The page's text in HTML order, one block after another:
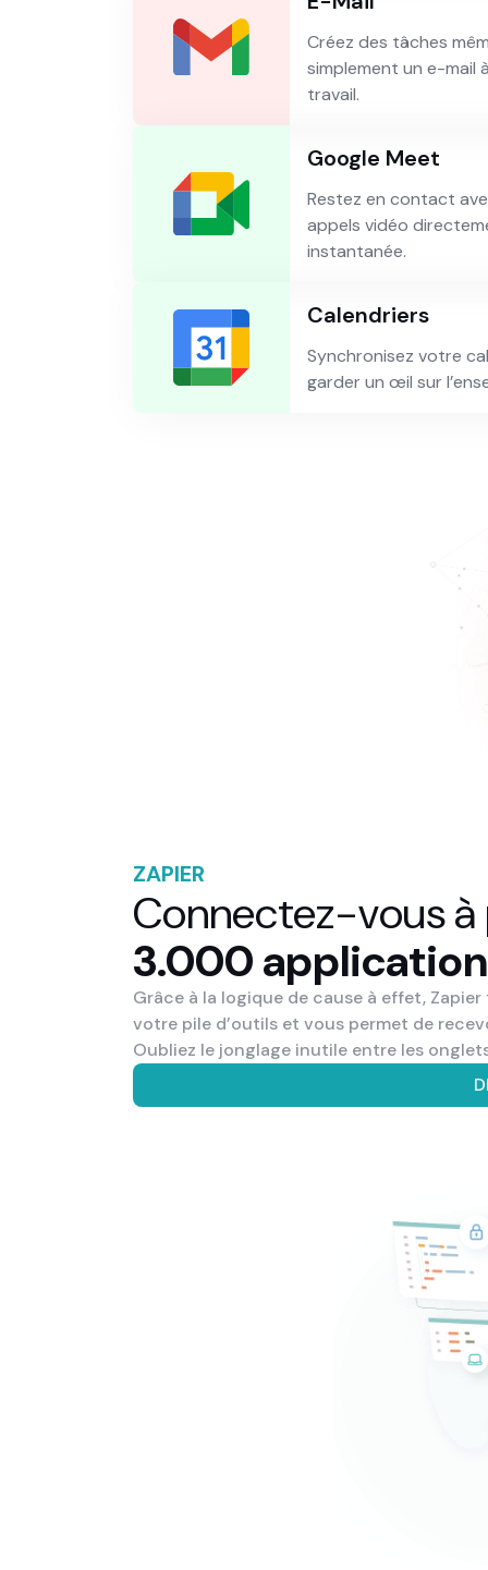
Créez des tâches
simplement un e-mail
travail.
Google Meet
Restez en contact
appels vidéo
instantanée.
Calendriers
Synchronisez votre
garder un œil sur
ZAPIER
Connectez-vous à
3.000
Grâce à la logique de cause à effet,
votre pile d’outils et vous permet de
Oubliez le jonglage inutile entre les